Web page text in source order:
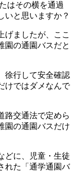
はその横を通過
いと思いますか？
げましたが、ここ
園の通園バスだと
徐行して安全確認
けではダメなんで
路交通法で定めら
園の通園バスだけ
どに、児童・生徒
れた「通学通園バ